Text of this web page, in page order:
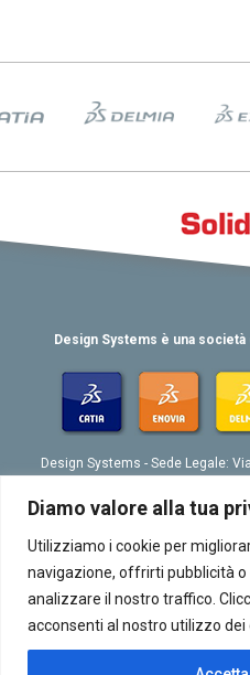
Diamo valore alla tua
Utilizziamo i cookie per
navigazione, offrirti pubblicità
analizzare il nostro traffico.
acconsenti al nostro utilizzo dei
Design Systems è una
Design Systems - Sede Legale:
Tel. 039 010 4074802 -
P. IVA